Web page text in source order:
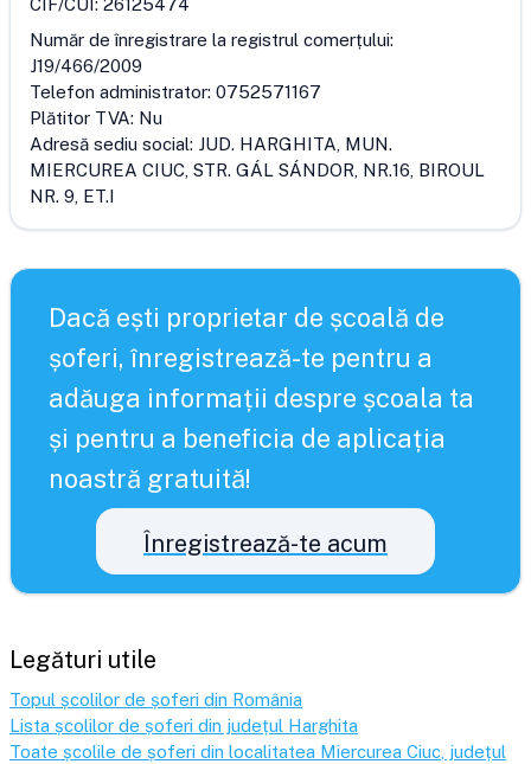
CIF/CUI: 26125474
Număr de înregistrare la registrul comerțului:
J19/466/2009
Telefon administrator: 0752571167
Plătitor TVA: Nu
Adresă sediu social: JUD. HARGHITA, MUN.
MIERCUREA CIUC, STR. GÁL SÁNDOR, NR.16, BIROUL
NR. 9, ET.I
Dacă ești proprietar de școală de
șoferi, înregistrează-te pentru a
adăuga informații despre școala ta
și pentru a beneficia de aplicația
noastră gratuită!
Înregistrează-te acum
Legături utile
Topul școlilor de șoferi din România
Lista școlilor de șoferi din județul Harghita
Toate școlile de șoferi din localitatea Miercurea Ciuc , județul